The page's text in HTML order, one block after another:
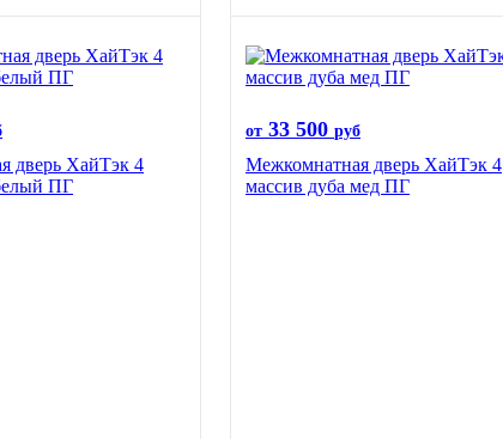
дверь ХайТэк 4
ПГ
от 33 500 руб
Межкомнатная дверь ХайТэк 4
массив дуба мед ПГ